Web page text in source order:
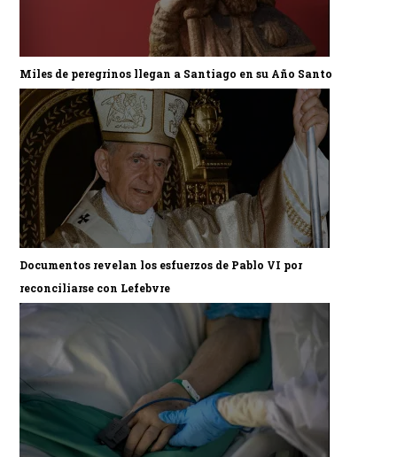
Miles de peregrinos llegan a Santiago en su Año Santo
Documentos revelan los esfuerzos de Pablo VI por
reconciliarse con Lefebvre